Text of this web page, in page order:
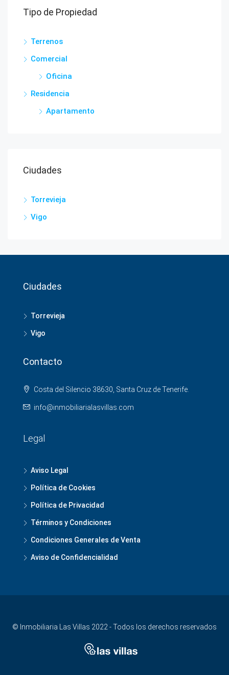
Tipo de Propiedad
Terrenos
Comercial
Oficina
Residencia
Apartamento
Ciudades
Torrevieja
Vigo
Ciudades
Torrevieja
Vigo
Contacto
Costa del Silencio 38630, Santa Cruz de Tenerife.
info@inmobiliarialasvillas.com
Legal
Aviso Legal
Política de Cookies
Política de Privacidad
Términos y Condiciones
Condiciones Generales de Venta
Aviso de Confidencialidad
© Inmobiliaria Las Villas 2022 - Todos los derechos reservados